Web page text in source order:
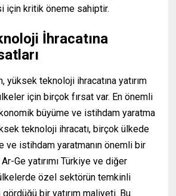
için kritik öneme sahiptir.
İhracatına
yüksek teknoloji ihracatına yatırım
için birçok fırsat var. En önemli
büyüme ve istihdam yaratma
teknoloji ihracatı, birçok ülkede
ve istihdam yaratmanın önemli bir
Ar-Ge yatırımı Türkiye ve diğer
özel sektörün temkinli
gördüğü bir yatırım maliyeti. Bu